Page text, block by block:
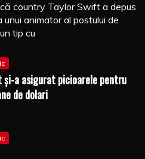
country Taylor Swift a depus
animator al postului de
tip cu
şi-a asigurat picioarele pentru
de dolari